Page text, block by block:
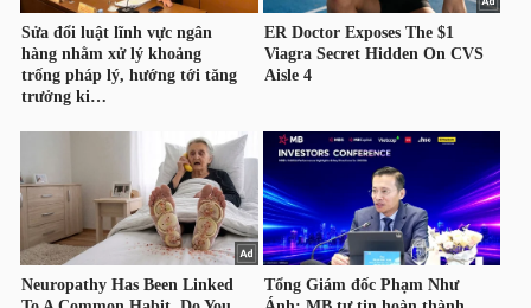
KINH
TẾ
GIỚI
ĐÔNG